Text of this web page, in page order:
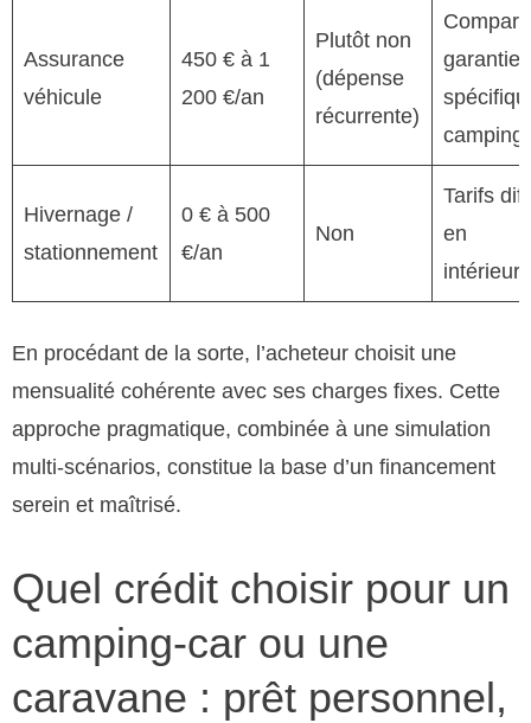
Assurance
véhicule
450 € à 1
200 €/an
Plutôt non
(dépense
récurrente)
garanties
Hivernage /
stationnement
0 € à 500
€/an
Non
Tarifs
en
En procédant de la sorte, l’acheteur choisit une
mensualité cohérente avec ses charges fixes. Cette
approche pragmatique, combinée à une simulation
multi-scénarios, constitue la base d’un financement
serein et maîtrisé.
Quel crédit choisir pour un
camping-car ou une
caravane : prêt personnel,